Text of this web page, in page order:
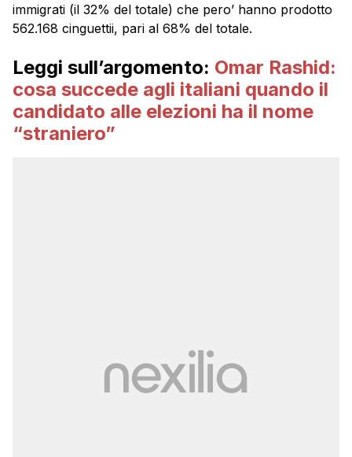
immigrati (il 32% del totale) che pero’ hanno prodotto
562.168 cinguettii, pari al 68% del totale.
Leggi sull’argomento: Omar Rashid:
cosa succede agli italiani quando il
candidato alle elezioni ha il nome
“straniero”